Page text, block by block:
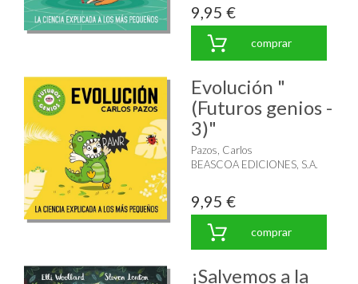
9,95 €
comprar
Evolución "
(Futuros genios -
3)"
Pazos, Carlos
BEASCOA EDICIONES, S.A.
9,95 €
comprar
¡Salvemos a la